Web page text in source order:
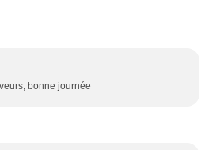
bonne journée